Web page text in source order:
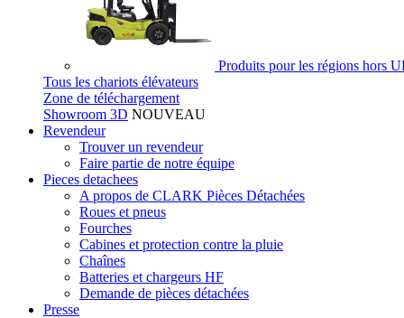
Produits pour les régions hors
Tous les chariots élévateurs
Zone de téléchargement
Showroom 3D NOUVEAU
Revendeur
Trouver un revendeur
Faire partie de notre équipe
Pieces detachees
A propos de CLARK Pièces Détachées
Roues et pneus
Fourches
Cabines et protection contre la pluie
Chaînes
Batteries et chargeurs HF
Demande de pièces détachées
Presse